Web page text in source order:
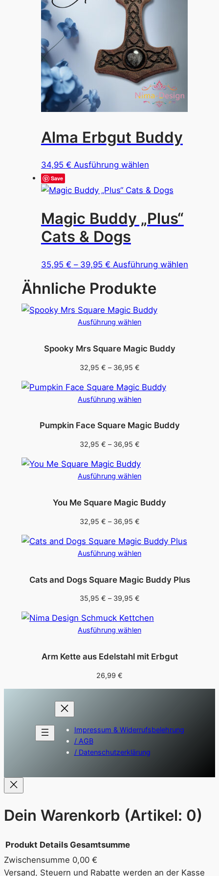
werden
Alma Erbgut Buddy
34,95 € Ausführung wählenDieses
weist
Varianten
auf.
können
der
Produktseite
gewählt
Save
Magic Buddy „Plus“
Cats & Dogs
35,95 € – 39,95 €Preisspanne:
bis
Ausführung wählenDieses
Ähnliche Produkte
Ausführung wählen
Spooky Mrs Square Magic Buddy
32,95 € – 36,95 €Preisspanne:
bis
36,95 €
Ausführung wählen
Pumpkin Face Square Magic Buddy
32,95 € – 36,95 €Preisspanne:
bis
36,95 €
Ausführung wählen
You Me Square Magic Buddy
32,95 € – 36,95 €Preisspanne:
bis
36,95 €
Ausführung wählen
Cats and Dogs Square Magic Buddy Plus
35,95 € – 39,95 €Preisspanne:
bis
39,95 €
Ausführung wählen
Arm Kette aus Edelstahl mit Erbgut
26,99 €
Impressum & Widerrufsbelehrung
/ AGB
/ Datenschutzerklärung
Dein Warenkorb (Artikel: 0)
Produkt Details Gesamtsumme
Zwischensumme 0,00 €
Versand, Steuern und Rabatte werden an der Kasse